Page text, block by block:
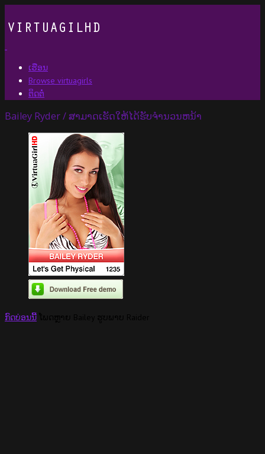
ເຮືອນ
Browse virtuagirls
ຕິດຕໍ່
Bailey Ryder / ສາມາດເຮັດໃຫ້ໄດ້ຮັບຈໍານວນຫນ້າ
ກົດ​ບ່ອນ​ນີ້